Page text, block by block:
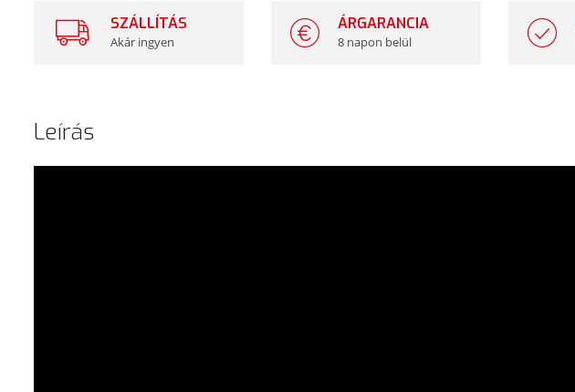
SZÁLLÍTÁS
Akár ingyen
ÁRGARANCIA
8 napon belül
Leírás